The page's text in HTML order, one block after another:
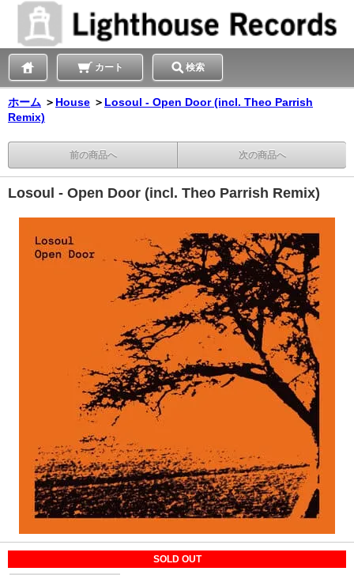
カート 検索
ホーム ＞ House ＞ Losoul - Open Door (incl. Theo Parrish
Remix)
前の商品へ 次の商品へ
Losoul - Open Door (incl. Theo Parrish Remix)
SOLD OUT